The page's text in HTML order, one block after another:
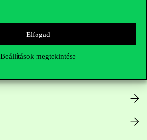
Elfogad
Beállítások megtekintése